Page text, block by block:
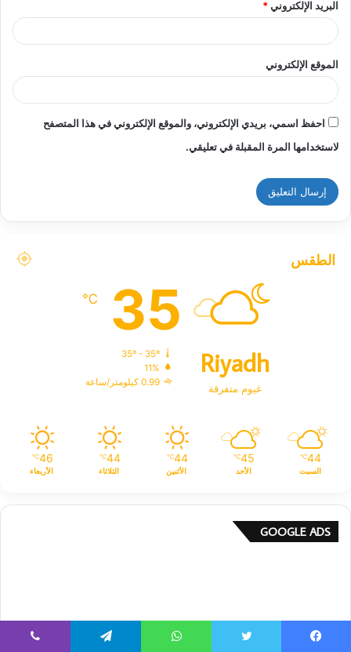
البريد الإلكتروني*
الموقع الإلكتروني
احفظ اسمي، بريدي الإلكتروني، والموقع الإلكتروني في هذا المتصفح
لاستخدامها المرة المقبلة في تعليقي.
الطقس
Riyadh
غيوم متفرقة
35
℃
35º - 35º
11%
0.99 كيلومتر/ساعة
44
℃
السبت
45
℃
الأحد
44
℃
الأثنين
44
℃
الثلاثاء
46
℃
الأربعاء
GOOGLE ADS